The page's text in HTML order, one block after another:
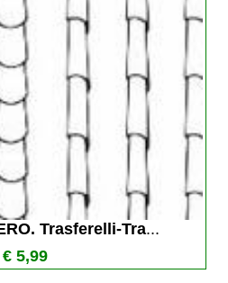
Trasferelli-Tra...
€ 5,99